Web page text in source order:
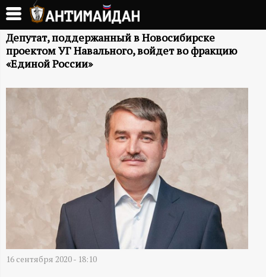
Перейти
основному
содержанию
А
Н
Т
И
М
А
Депутат, поддержанный в Новосибирске
проектом УГ Навального, войдет во фракцию
«Единой России»
16 сентября 2020 - 18:10